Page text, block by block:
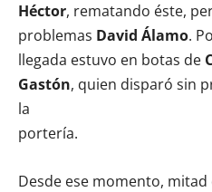
Héctor, rematando éste,
problemas David Álamo.
llegada estuvo en botas de
Gastón, quien disparó sin
la
portería.
Desde ese momento,